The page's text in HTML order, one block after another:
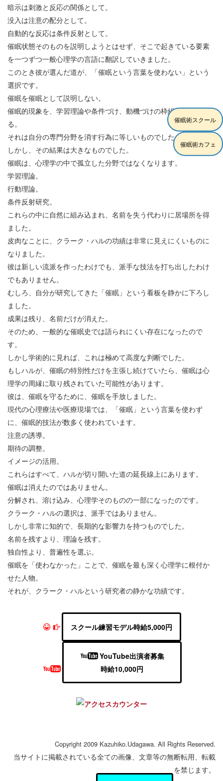
暗示は刺激と反応の関係として。
没入は注意の配分として。
自動的な反応は条件反射として。
催眠状態そのものを説明しようとはせず、そこで起きている要素
を一つずつ一般心理学の言語に翻訳していきました。
このとき彼が選んだ道が、「催眠という言葉を使わない」という
選択です。
催眠を催眠として説明しない。
催眠的現象を、学習理論や条件づけ、動機づけの枠組みで説明す
る。
それは自分の専門分野を消す行為に等しいものでした。
しかし、その結果は大きなものでした。
催眠は、心理学の中で孤立した分野ではなくなります。
学習理論。
行動理論。
条件反射研究。
これらの中に自然に組み込まれ、名前を失う代わりに居場所を得
ました。
皮肉なことに、クラーク・ハルの功績は非常に見えにくいものに
なりました。
彼は新しい流派を作ったわけでも、派手な技法を打ち出したわけ
でもありません。
むしろ、自分が研究してきた「催眠」という看板を静かに下ろし
ました。
成果は残り、名前だけが消えた。
そのため、一般的な催眠史では語られにくい存在になったので
す。
しかし学術的に見れば、これは極めて高度な判断でした。
もしハルが、催眠の特別性だけを主張し続けていたら、催眠は心
理学の周縁に取り残されていた可能性があります。
彼は、催眠を守るために、催眠を手放しました。
現代の心理療法や医療現場では、「催眠」という言葉を使わず
に、催眠的技法が数多く使われています。
注意の誘導。
期待の調整。
イメージの活用。
これらはすべて、ハルが切り開いた道の延長線上にあります。
催眠は消えたのではありません。
分解され、溶け込み、心理学そのものの一部になったのです。
クラーク・ハルの選択は、派手ではありません。
しかし非常に知的で、長期的な影響力を持つものでした。
名前を残すより、理論を残す。
独自性より、普遍性を選ぶ。
催眠を「使わなかった」ことで、催眠を最も深く心理学に根付か
せた人物。
それが、クラーク・ハルという研究者の静かな功績です。
スクール練習モデル時給5,000円
YouTube出演者募集
時給10,000円
Copyright 2009 Kazuhiko.Udagawa. All Rights Reserved.
当サイトに掲載されている全ての画像、文章等の無断転用、転載
を禁じます。
催眠術スクール
催眠術カフェ